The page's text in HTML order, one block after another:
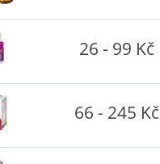
26 - 99 Kč
66 - 245 Kč